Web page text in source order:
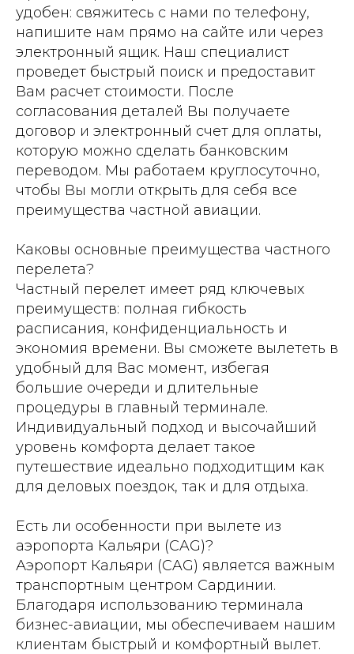
удобен: свяжитесь с нами по телефону,
напишите нам прямо на сайте или через
электронный ящик. Наш специалист
проведет быстрый поиск и предоставит
Вам расчет стоимости. После
согласования деталей Вы получаете
договор и электронный счет для оплаты,
которую можно сделать банковским
переводом. Мы работаем круглосуточно,
чтобы Вы могли открыть для себя все
преимущества частной авиации.
Каковы основные преимущества частного
перелета?
Частный перелет имеет ряд ключевых
преимуществ: полная гибкость
расписания, конфиденциальность и
экономия времени. Вы сможете вылететь в
удобный для Вас момент, избегая
большие очереди и длительные
процедуры в главный терминале.
Индивидуальный подход и высочайший
уровень комфорта делает такое
путешествие идеально подходитщим как
для деловых поездок, так и для отдыха.
Есть ли особенности при вылете из
аэропорта Кальяри (CAG)?
Аэропорт Кальяри (CAG) является важным
транспортным центром Сардинии.
Благодаря использованию терминала
бизнес-авиации, мы обеспечиваем нашим
клиентам быстрый и комфортный вылет.